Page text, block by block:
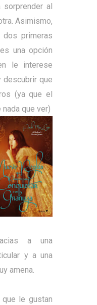
al
Asimismo,
primeras
una opción
le interese
descubrir que
(ya que el
que ver)
a una
y a una
amena.
le gustan